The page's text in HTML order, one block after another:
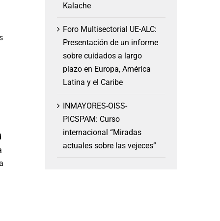
Kalache
Foro Multisectorial UE-ALC:
Presentación de un informe
sobre cuidados a largo
plazo en Europa, América
Latina y el Caribe
INMAYORES-OISS-
PICSPAM: Curso
internacional “Miradas
actuales sobre las vejeces”